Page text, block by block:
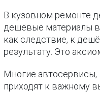
В кузовном ремонте
дешёвые материалы
как следствие, к
результату. Это
Многие автосервисы,
приходят к важному